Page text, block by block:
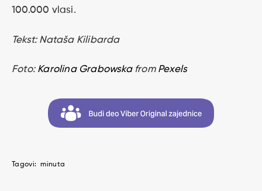
100.000 vlasi.
Tekst: Nataša Kilibarda
Foto: Karolina Grabowskafrom Pexels
Tagovi: minuta